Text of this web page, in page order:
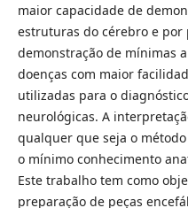
maior capacidade de
estruturas do cérebro e
demonstração de mínimas
doenças com maior
utilizadas para o
neurológicas. A
qualquer que seja o
o mínimo conhecimento
Este trabalho tem como
preparação de peças